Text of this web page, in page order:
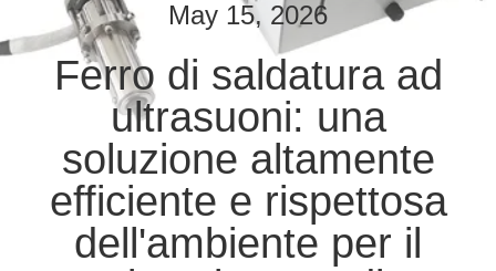
CONTROLLO
DI
QUALITÀ
CONTATTICI
NOTIZIE
May 15, 2026
Ferro di saldatura ad
ultrasuoni: una
soluzione altamente
efficiente e rispettosa
dell'ambiente per il